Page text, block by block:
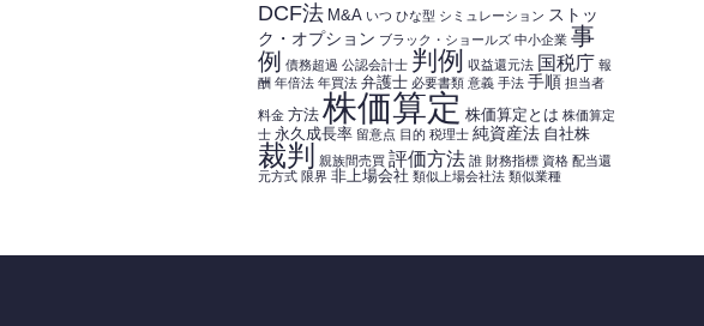
DCF法 M&A いつ ひな型 シミュレーション ストッ
ク・オプション ブラック・ショールズ 中小企業 事
例 債務超過 公認会計士 判例 収益還元法 国税庁 報
酬 年倍法 年買法 弁護士 必要書類 意義 手法 手順 担当者
料金 方法 株価算定 株価算定とは 株価算定
士 永久成長率 留意点 目的 税理士 純資産法 自社株
裁判 親族間売買 評価方法 誰 財務指標 資格 配当還
元方式 限界 非上場会社 類似上場会社法 類似業種